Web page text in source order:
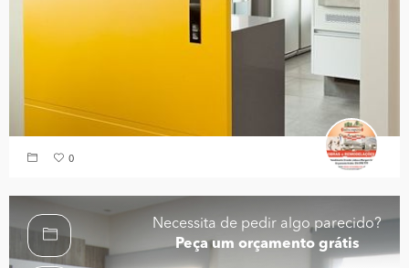
0
Necessita de pedir algo parecido?
Peça um orçamento grátis